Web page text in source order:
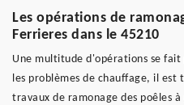
Les opérations de
Ferrieres dans le 45210
Une multitude d'opérations se
les problèmes de chauffage, il
travaux de ramonage des poêles